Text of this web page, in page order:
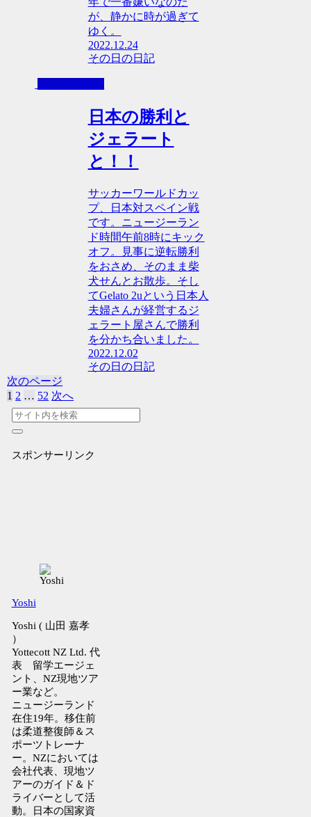
が、静かに時が過ぎて
ゆく。
2022.12.24
その日の日記
その日の日記
日本の勝利と
ジェラート
と！！
サッカーワールドカッ
プ、日本対スペイン戦
です。ニュージーラン
ド時間午前8時にキック
オフ。見事に逆転勝利
をおさめ、そのまま柴
犬せんとお散歩。そし
てGelato 2uという日本人
夫婦さんが経営するジ
ェラート屋さんで勝利
を分かち合いました。
2022.12.02
その日の日記
次のページ
1 2 … 52 次へ
スポンサーリンク
Yoshi
Yoshi ( 山田 嘉孝
）
Yottecott NZ Ltd. 代
表 留学エージェ
ント、NZ現地ツア
ー業など。
ニュージーランド
在住19年。移住前
は柔道整復師＆ス
ポーツトレーナ
ー。NZにおいては
会社代表、現地ツ
アーのガイド＆ド
ライバーとして活
動。日本の国家資